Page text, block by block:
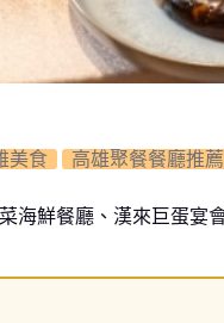
美食 高雄聚餐餐廳推薦
海鮮餐廳、漢來巨蛋宴